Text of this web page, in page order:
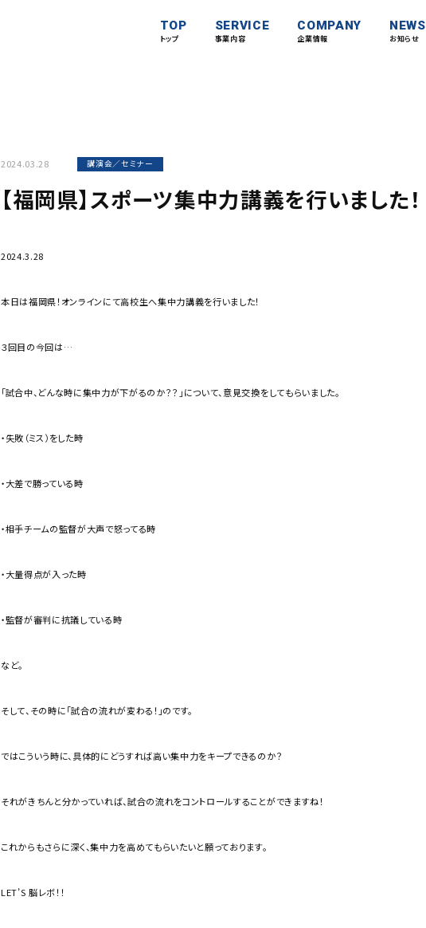
TOP
トップ
SERVICE
事業内容
COMPANY
企業情報
NEWS
お知らせ
2024.03.28 講演会／セミナー
【福岡県】スポーツ集中力講義を行いました！
2024.3.28
本日は福岡県！オンラインにて高校生へ集中力講義を行いました！
３回目の今回は…
「試合中、どんな時に集中力が下がるのか？？」について、意見交換をしてもらいました。
・失敗（ミス）をした時
・大差で勝っている時
・相手チームの監督が大声で怒ってる時
・大量得点が入った時
・監督が審判に抗議している時
など。
そして、その時に「試合の流れが変わる！」のです。
ではこういう時に、具体的にどうすれば高い集中力をキープできるのか？
それがきちんと分かっていれば、試合の流れをコントロールすることができますね！
これからもさらに深く、集中力を高めてもらいたいと願っております。
LET’S 脳レボ！！